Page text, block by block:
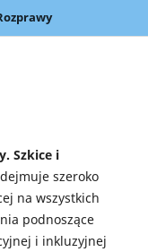
Szkice i
szeroko
na wszystkich
podnoszące
i inkluzyjnej